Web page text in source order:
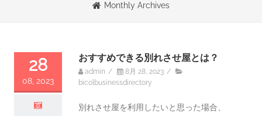
Monthly Archives
28
08, 2023
おすすめできる別れさせ屋とは？
admin / 8月 28, 2023 /
bicolbusinessdirectory
別れさせ屋を利用したいと思った場合、